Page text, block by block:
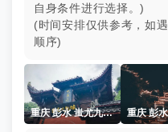
自身条件进行选择。)
(时间安排仅供参考，如
顺序)
重庆 彭水 蚩尤九黎城